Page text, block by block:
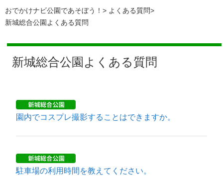
おでかけナビ公園であそぼう！
よくある質問
新城総合公園よくある質問
新城総合公園よくある質問
園内でコスプレ撮影することはできますか。
駐車場の利用時間を教えてください。